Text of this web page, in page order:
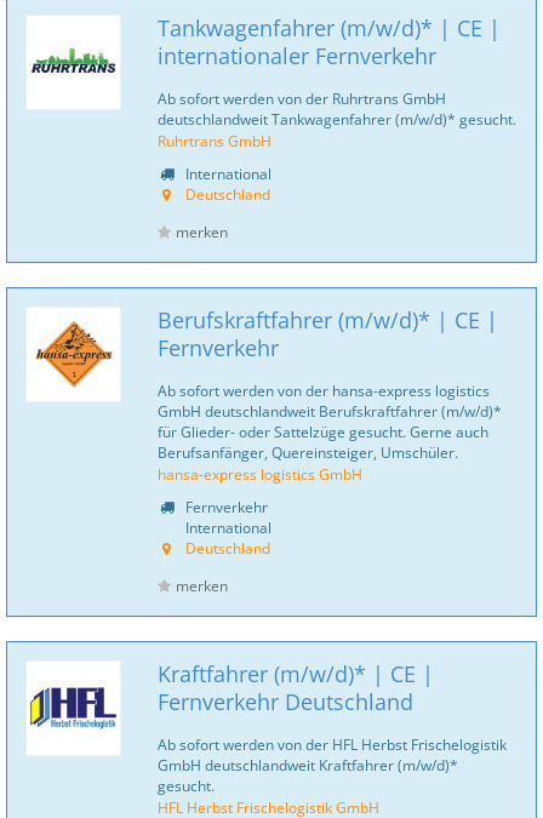
Tankwagenfahrer (m/w/d)* | CE |
internationaler Fernverkehr
Ab sofort werden von der Ruhrtrans GmbH
deutschlandweit Tankwagenfahrer (m/w/d)* gesucht.
Ruhrtrans GmbH
International
Deutschland
merken
Berufskraftfahrer (m/w/d)* | CE |
Fernverkehr
Ab sofort werden von der hansa-express logistics
GmbH deutschlandweit Berufskraftfahrer (m/w/d)*
für Glieder- oder Sattelzüge gesucht. Gerne auch
Berufsanfänger, Quereinsteiger, Umschüler.
hansa-express logistics GmbH
Fernverkehr
International
Deutschland
merken
Kraftfahrer (m/w/d)* | CE |
Fernverkehr Deutschland
Ab sofort werden von der HFL Herbst Frischelogistik
GmbH deutschlandweit Kraftfahrer (m/w/d)*
gesucht.
HFL Herbst Frischelogistik GmbH